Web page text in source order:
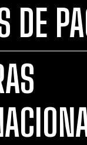
DE